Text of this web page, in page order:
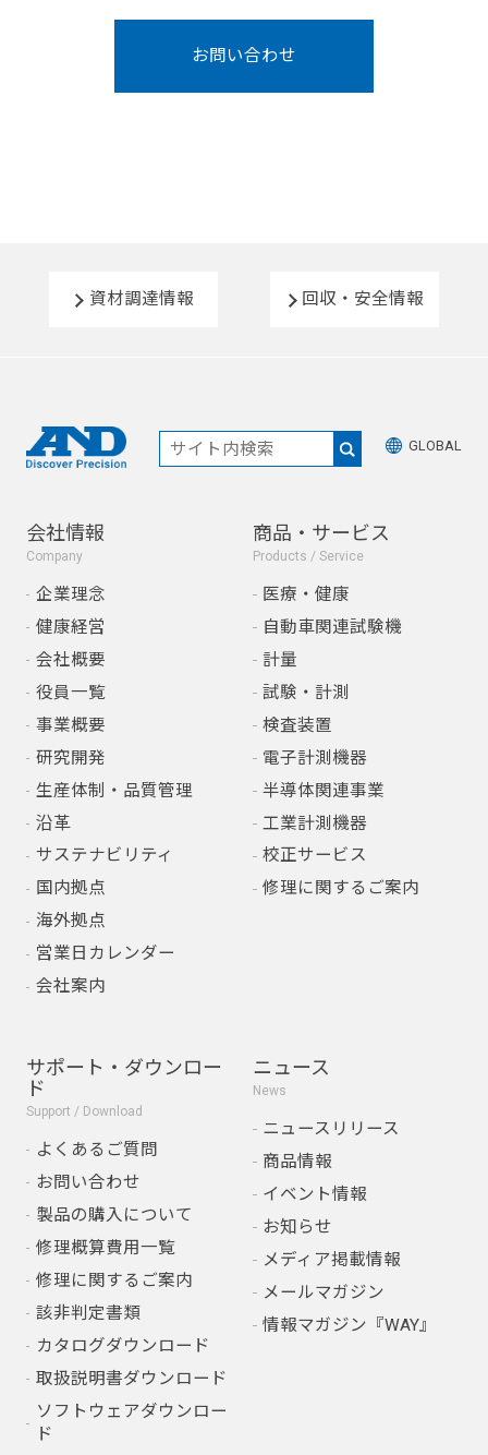
お問い合わせ
資材調達情報 回収・安全情報
GLOBAL
会社情報
Company
企業理念
健康経営
会社概要
役員一覧
事業概要
研究開発
生産体制・品質管理
沿革
サステナビリティ
国内拠点
海外拠点
営業日カレンダー
会社案内
商品・サービス
Products / Service
医療・健康
自動車関連試験機
計量
試験・計測
検査装置
電子計測機器
半導体関連事業
工業計測機器
校正サービス
修理に関するご案内
サポート・ダウンロー
ド
Support / Download
よくあるご質問
お問い合わせ
製品の購入について
修理概算費用一覧
修理に関するご案内
該非判定書類
カタログダウンロード
取扱説明書ダウンロード
ソフトウェアダウンロー
ド
ニュース
News
ニュースリリース
商品情報
イベント情報
お知らせ
メディア掲載情報
メールマガジン
情報マガジン『WAY』